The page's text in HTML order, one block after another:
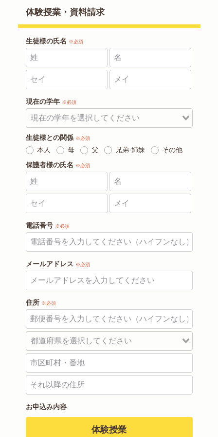
体験授業・資料請求
生徒様の氏名 ※必須
現在の学年 ※必須
生徒様との関係 ※必須
本人 母 父 兄弟·姉妹
その他
保護者様の氏名 ※必須
電話番号 ※必須
メールアドレス ※必須
住所 ※必須
お申込み内容
体験授業